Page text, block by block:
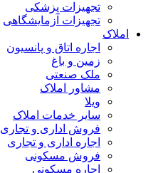
تجهیزات پزشکی
تجهیزات آزمایشگاهی
املاک
اجاره اتاق و پانسیون
زمین و باغ
ملک صنعتی
مشاور املاک
ویلا
سایر خدمات املاک
فروش اداری و تجاری
اجاره اداری و تجاری
فروش مسکونی
اجاره مسکونی